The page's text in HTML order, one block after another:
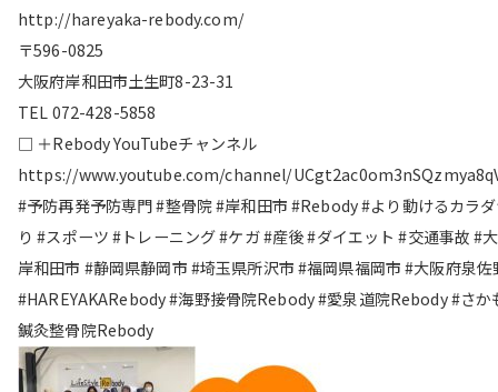
http://hareyaka-rebody.com/
〒596-0825
大阪府岸和田市土生町8-23-31
TEL 072-428-5858
□ ＋Rebody YouTubeチャンネル
https://www.youtube.com/channel/
#予防再発予防専門 #整骨院 #岸和田市 #Rebody #より動けるカラ
り #スポーツ #トレーニング #ケガ #産後 #ダイエット #交通事故 #
岸和田市 #静岡県静岡市 #埼玉県所沢市 #福岡県福岡市 #大阪府泉佐
#HAREYAKARebody #海野接骨院Rebody #愛泉道院Rebody #さか
鍼灸整骨院Rebody